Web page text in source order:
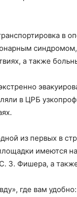
в
а также
в ЦРБ
из первых в
имеются
З. Фишера, а
где вам удобно: